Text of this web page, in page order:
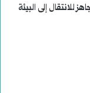
للانتقال إلى البيئة